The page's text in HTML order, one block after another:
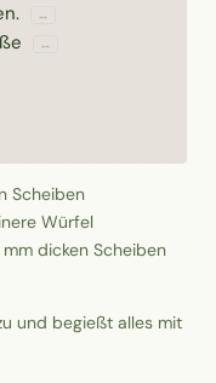
↔
↔
Scheiben
Würfel
dicken Scheiben
und begießt alles mit